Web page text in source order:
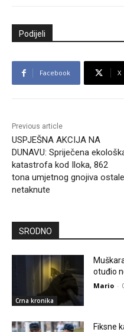
Podijeli
Facebook X
Previous article
USPJEŠNA AKCIJA NA
DUNAVU: Spriječena
katastrofa kod Iloka, 862
tona umjetnog gnojiva ostale
netaknute
SRODNO
Crna kronika
otuđio
Mario -
Fiksne